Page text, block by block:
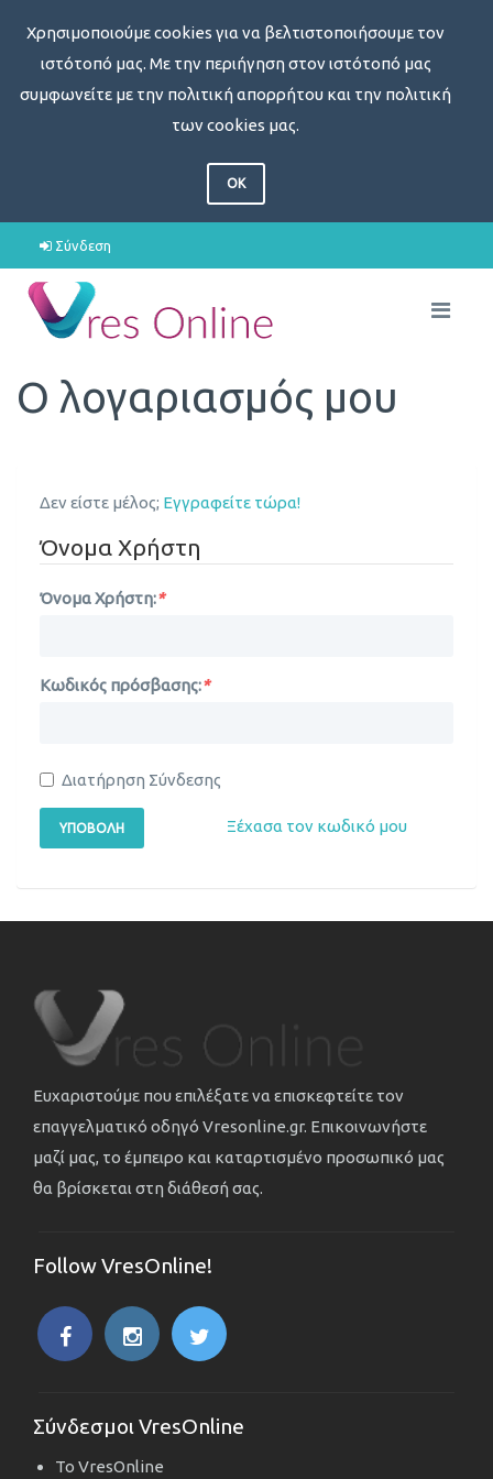
Χρησιμοποιούμε cookies για να βελτιστοποιήσουμε τον
ιστότοπό μας. Με την περιήγηση στον ιστότοπό μας
συμφωνείτε με την πολιτική απορρήτου και την πολιτική
των cookies μας.
OK
Σύνδεση
Ο λογαριασμός μου
Δεν είστε μέλος; Εγγραφείτε τώρα!
Όνομα Χρήστη
Όνομα Χρήστη:*
Κωδικός πρόσβασης:*
Διατήρηση Σύνδεσης
ΥΠΟΒΟΛΉ Ξέχασα τον κωδικό μου
Ευχαριστούμε που επιλέξατε να επισκεφτείτε τον
επαγγελματικό οδηγό Vresonline.gr. Επικοινωνήστε
μαζί μας, το έμπειρο και καταρτισμένο προσωπικό μας
θα βρίσκεται στη διάθεσή σας.
Follow VresOnline!
Σύνδεσμοι VresOnline
Το VresOnline